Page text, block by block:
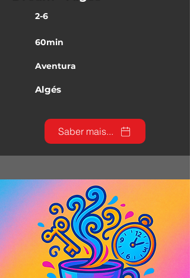
2-6
60min
Aventura
Algés
Saber mais...